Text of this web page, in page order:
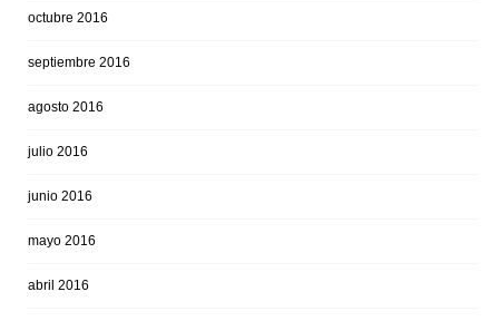
octubre 2016
septiembre 2016
agosto 2016
julio 2016
junio 2016
mayo 2016
abril 2016